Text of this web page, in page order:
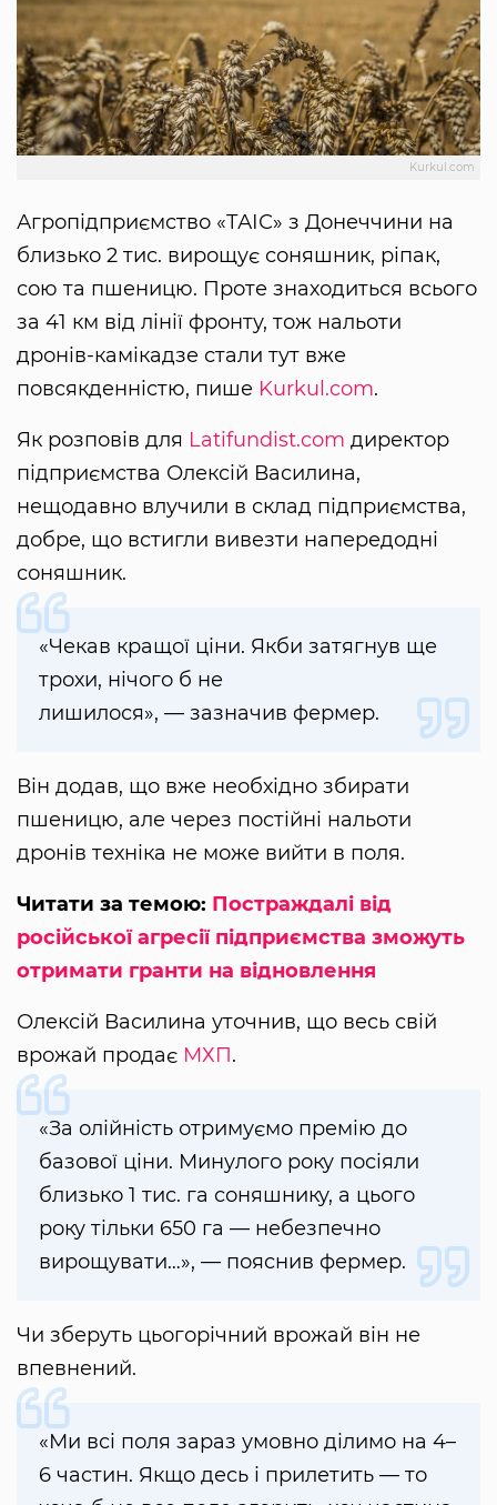
Kurkul.com
Агропідприємство «ТАІС» з Донеччини на
близько 2 тис. вирощує соняшник, ріпак,
сою та пшеницю. Проте знаходиться всього
за 41 км від лінії фронту, тож нальоти
дронів-камікадзе стали тут вже
повсякденністю, пише Kurkul.com.
Як розповів для Latifundist.com директор
підприємства Олексій Василина,
нещодавно влучили в склад підприємства,
добре, що встигли вивезти напередодні
соняшник.
«Чекав кращої ціни. Якби затягнув ще
трохи, нічого б не
лишилося», — зазначив фермер.
Він додав, що вже необхідно збирати
пшеницю, але через постійні нальоти
дронів техніка не може вийти в поля.
Читати за темою: Постраждалі від
російської агресії підприємства зможуть
отримати гранти на відновлення
Олексій Василина уточнив, що весь свій
врожай продає МХП.
«За олійність отримуємо премію до
базової ціни. Минулого року посіяли
близько 1 тис. га соняшнику, а цього
року тільки 650 га — небезпечно
вирощувати…», — пояснив фермер.
Чи зберуть цьогорічний врожай він не
впевнений.
«Ми всі поля зараз умовно ділимо на 4–
6 частин. Якщо десь і прилетить — то